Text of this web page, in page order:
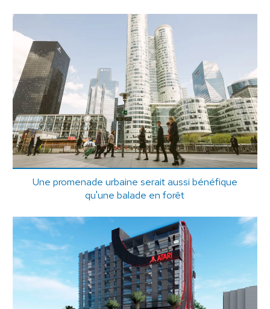
Une promenade urbaine serait aussi bénéfique
qu'une balade en forêt